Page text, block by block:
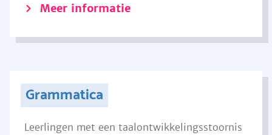
Meer informatie
Grammatica
Leerlingen met een taalontwikkelingsstoornis